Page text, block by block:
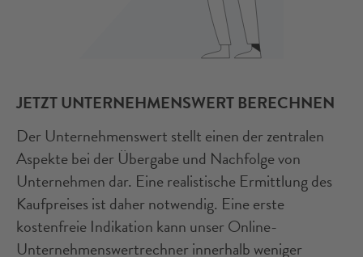
JETZT UNTERNEHMENSWERT BERECHNEN
Der Unternehmenswert stellt einen der zentralen
Aspekte bei der Übergabe und Nachfolge von
Unternehmen dar. Eine realistische Ermittlung des
Kaufpreises ist daher notwendig. Eine erste
kostenfreie Indikation kann unser Online-
Unternehmenswertrechner innerhalb weniger